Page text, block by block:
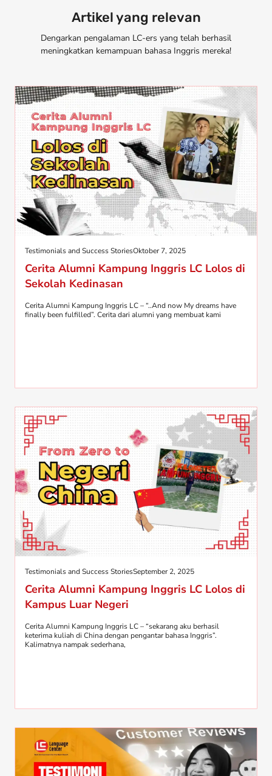
Artikel yang relevan
Dengarkan pengalaman LC-ers yang telah berhasil
meningkatkan kemampuan bahasa Inggris mereka!
Testimonials and Success StoriesOktober 7, 2025
Cerita Alumni Kampung Inggris LC Lolos di
Sekolah Kedinasan
Cerita Alumni Kampung Inggris LC – “..And now My dreams have
finally been fulfilled”. Cerita dari alumni yang membuat kami
Testimonials and Success StoriesSeptember 2, 2025
Cerita Alumni Kampung Inggris LC Lolos di
Kampus Luar Negeri
Cerita Alumni Kampung Inggris LC – “sekarang aku berhasil
keterima kuliah di China dengan pengantar bahasa Inggris”.
Kalimatnya nampak sederhana,